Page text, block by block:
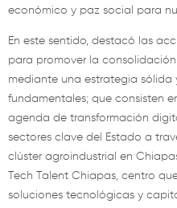
económico y paz social para
En este sentido, destacó las
para promover la consolidación
mediante una estrategia
fundamentales; que consisten
agenda de transformación
sectores clave del Estado a
clúster agroindustrial en
Tech Talent Chiapas, centro
soluciones tecnológicas y